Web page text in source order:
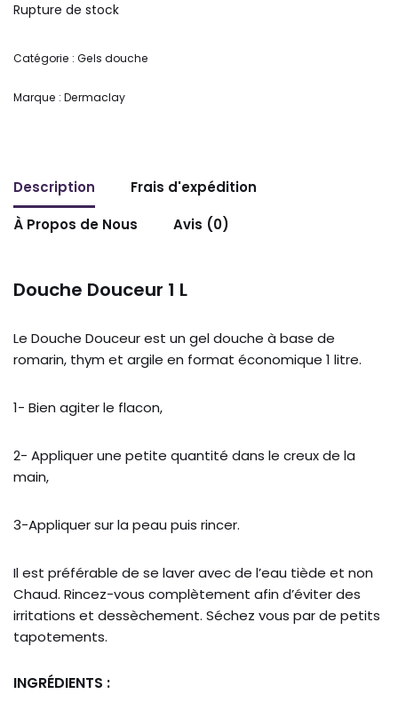
Rupture de stock
Catégorie : Gels douche
Marque : Dermaclay
Description
Frais d'expédition
À Propos de Nous
Avis (0)
Douche Douceur 1 L
Le Douche Douceur est un gel douche à base de
romarin, thym et argile en format économique 1 litre.
1- Bien agiter le flacon,
2- Appliquer une petite quantité dans le creux de la
main,
3-Appliquer sur la peau puis rincer.
Il est préférable de se laver avec de l’eau tiède et non
Chaud. Rincez-vous complètement afin d’éviter des
irritations et dessèchement. Séchez vous par de petits
tapotements.
INGRÉDIENTS :